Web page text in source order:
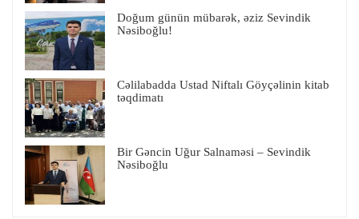
Doğum günün mübarək, əziz Sevindik
Nəsiboğlu!
Cəlilabadda Ustad Niftalı Göyçəlinin kitab
təqdimatı
Bir Gəncin Uğur Salnaməsi – Sevindik
Nəsiboğlu